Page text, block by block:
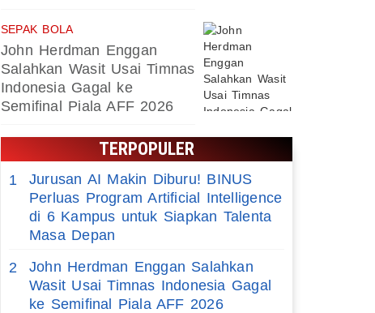
SEPAK BOLA
John Herdman Enggan
Salahkan Wasit Usai Timnas
Indonesia Gagal ke
Semifinal Piala AFF 2026
TERPOPULER
1
Jurusan AI Makin Diburu! BINUS
Perluas Program Artificial Intelligence
di 6 Kampus untuk Siapkan Talenta
Masa Depan
2
John Herdman Enggan Salahkan
Wasit Usai Timnas Indonesia Gagal
ke Semifinal Piala AFF 2026